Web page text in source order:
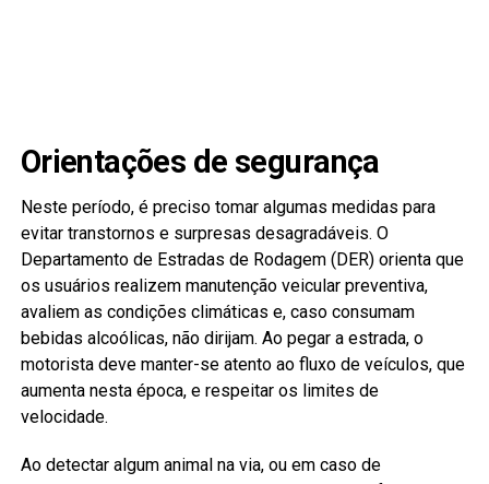
Orientações de segurança
Neste período, é preciso tomar algumas medidas para
evitar transtornos e surpresas desagradáveis. O
Departamento de Estradas de Rodagem (DER) orienta que
os usuários realizem manutenção veicular preventiva,
avaliem as condições climáticas e, caso consumam
bebidas alcoólicas, não dirijam. Ao pegar a estrada, o
motorista deve manter-se atento ao fluxo de veículos, que
aumenta nesta época, e respeitar os limites de
velocidade.
Ao detectar algum animal na via, ou em caso de